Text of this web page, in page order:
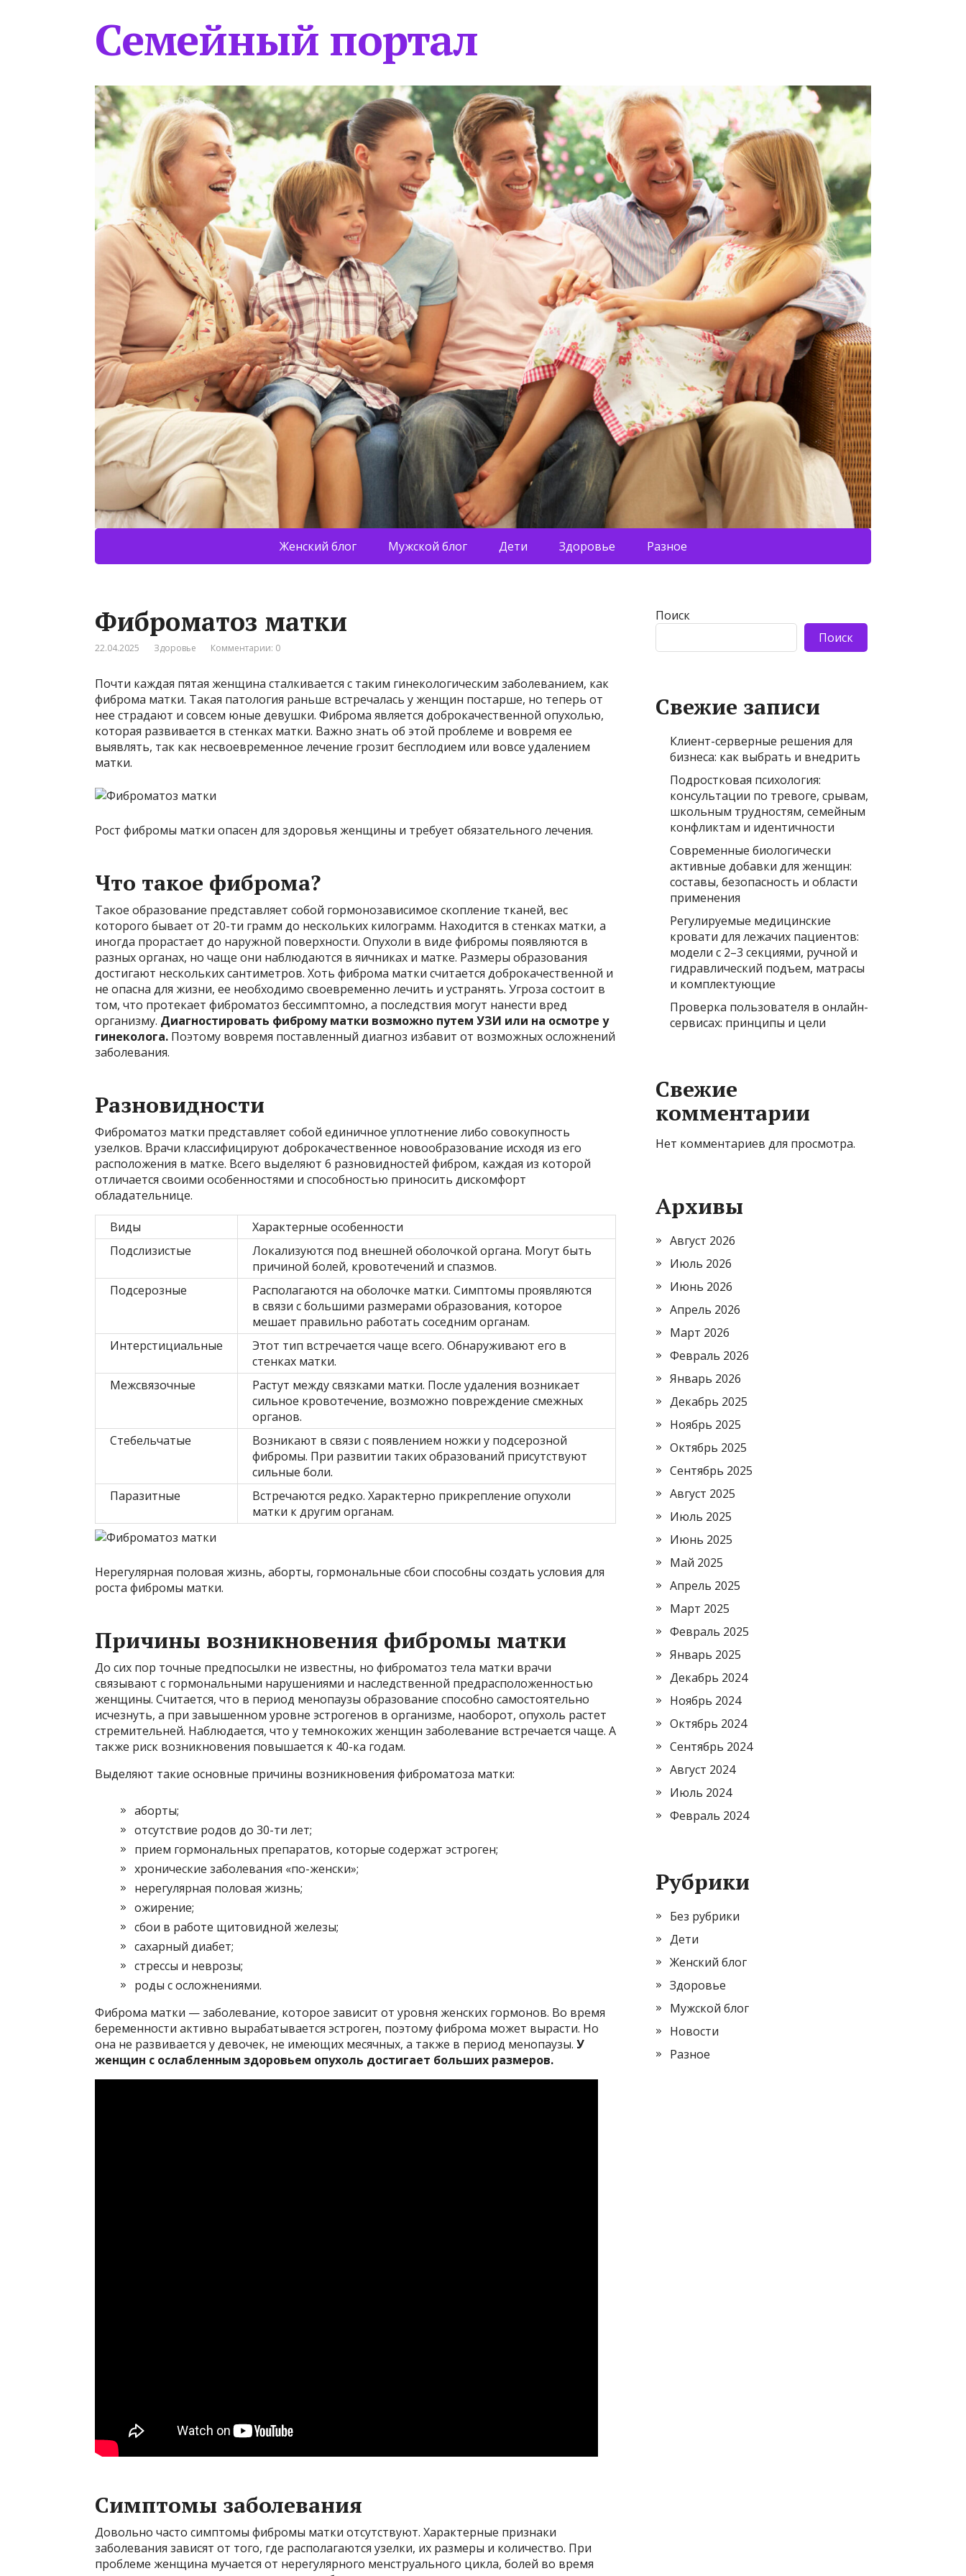
Семейный портал
Женский блог Мужской блог Дети Здоровье Разное
Фиброматоз матки
22.04.2025 Здоровье Комментарии: 0
Почти каждая пятая женщина сталкивается с таким гинекологическим заболеванием, как
фиброма матки. Такая патология раньше встречалась у женщин постарше, но теперь от
нее страдают и совсем юные девушки. Фиброма является доброкачественной опухолью,
которая развивается в стенках матки. Важно знать об этой проблеме и вовремя ее
выявлять, так как несвоевременное лечение грозит бесплодием или вовсе удалением
матки.
Рост фибромы матки опасен для здоровья женщины и требует обязательного лечения.
Что такое фиброма?
Такое образование представляет собой гормонозависимое скопление тканей, вес
которого бывает от 20-ти грамм до нескольких килограмм. Находится в стенках матки, а
иногда прорастает до наружной поверхности. Опухоли в виде фибромы появляются в
разных органах, но чаще они наблюдаются в яичниках и матке. Размеры образования
достигают нескольких сантиметров. Хоть фиброма матки считается доброкачественной и
не опасна для жизни, ее необходимо своевременно лечить и устранять. Угроза состоит в
том, что протекает фиброматоз бессимптомно, а последствия могут нанести вред
организму. Диагностировать фиброму матки возможно путем УЗИ или на осмотре у
гинеколога. Поэтому вовремя поставленный диагноз избавит от возможных осложнений
заболевания.
Разновидности
Фиброматоз матки представляет собой единичное уплотнение либо совокупность
узелков. Врачи классифицируют доброкачественное новообразование исходя из его
расположения в матке. Всего выделяют 6 разновидностей фибром, каждая из которой
отличается своими особенностями и способностью приносить дискомфорт
обладательнице.
Виды
Характерные особенности
Подслизистые
Локализуются под внешней оболочкой органа. Могут быть
причиной болей, кровотечений и спазмов.
Подсерозные
Располагаются на оболочке матки. Симптомы проявляются
в связи с большими размерами образования, которое
мешает правильно работать соседним органам.
Интерстициальные
Этот тип встречается чаще всего. Обнаруживают его в
стенках матки.
Межсвязочные
Растут между связками матки. После удаления возникает
сильное кровотечение, возможно повреждение смежных
органов.
Стебельчатые
Возникают в связи с появлением ножки у подсерозной
фибромы. При развитии таких образований присутствуют
сильные боли.
Паразитные
Встречаются редко. Характерно прикрепление опухоли
матки к другим органам.
Нерегулярная половая жизнь, аборты, гормональные сбои способны создать условия для
роста фибромы матки.
Причины возникновения фибромы матки
До сих пор точные предпосылки не известны, но фиброматоз тела матки врачи
связывают с гормональными нарушениями и наследственной предрасположенностью
женщины. Считается, что в период менопаузы образование способно самостоятельно
исчезнуть, а при завышенном уровне эстрогенов в организме, наоборот, опухоль растет
стремительней. Наблюдается, что у темнокожих женщин заболевание встречается чаще. А
также риск возникновения повышается к 40-ка годам.
Выделяют такие основные причины возникновения фиброматоза матки:
аборты;
отсутствие родов до 30-ти лет;
прием гормональных препаратов, которые содержат эстроген;
хронические заболевания «по-женски»;
нерегулярная половая жизнь;
ожирение;
сбои в работе щитовидной железы;
сахарный диабет;
стрессы и неврозы;
роды с осложнениями.
Фиброма матки — заболевание, которое зависит от уровня женских гормонов. Во время
беременности активно вырабатывается эстроген, поэтому фиброма может вырасти. Но
она не развивается у девочек, не имеющих месячных, а также в период менопаузы. У
женщин с ослабленным здоровьем опухоль достигает больших размеров.
Симптомы заболевания
Довольно часто симптомы фибромы матки отсутствуют. Характерные признаки
заболевания зависят от того, где располагаются узелки, их размеры и количество. При
проблеме женщина мучается от нерегулярного менструального цикла, болей во время
Поиск
Поиск
Свежие записи
Клиент-серверные решения для
бизнеса: как выбрать и внедрить
Подростковая психология:
консультации по тревоге, срывам,
школьным трудностям, семейным
конфликтам и идентичности
Современные биологически
активные добавки для женщин:
составы, безопасность и области
применения
Регулируемые медицинские
кровати для лежачих пациентов:
модели с 2–3 секциями, ручной и
гидравлический подъем, матрасы
и комплектующие
Проверка пользователя в онлайн-
сервисах: принципы и цели
Свежие
комментарии
Нет комментариев для просмотра.
Архивы
Август 2026
Июль 2026
Июнь 2026
Апрель 2026
Март 2026
Февраль 2026
Январь 2026
Декабрь 2025
Ноябрь 2025
Октябрь 2025
Сентябрь 2025
Август 2025
Июль 2025
Июнь 2025
Май 2025
Апрель 2025
Март 2025
Февраль 2025
Январь 2025
Декабрь 2024
Ноябрь 2024
Октябрь 2024
Сентябрь 2024
Август 2024
Июль 2024
Февраль 2024
Рубрики
Без рубрики
Дети
Женский блог
Здоровье
Мужской блог
Новости
Разное